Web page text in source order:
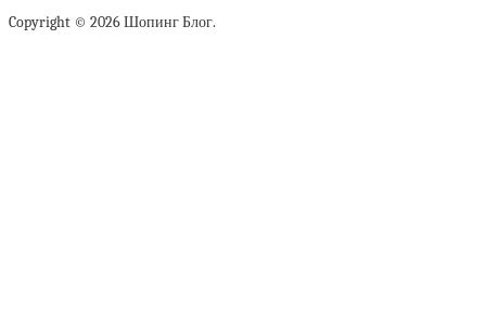
Copyright © 2026 Шопинг Блог.